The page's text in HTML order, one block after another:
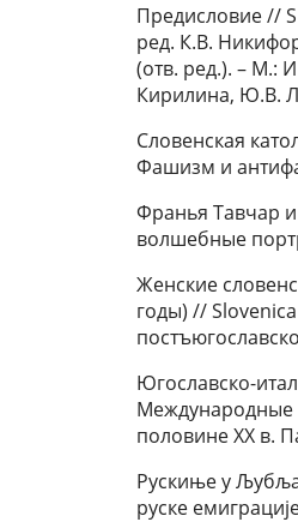
Предисловие //
ред. К.В.
(отв. ред.). – М.:
Кирилина, Ю.В.
Словенская
Фашизм и
Франья Тавчар
волшебные
Женские
годы) //
Югославско-
Международные
половине ХХ в.
Рускиње у
руске